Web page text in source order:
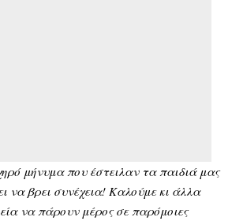
μήνυμα που έστειλαν τα παιδιά μας
να βρει συνέχεια! Καλούμε κι άλλα
να πάρουν μέρος σε παρόμοιες